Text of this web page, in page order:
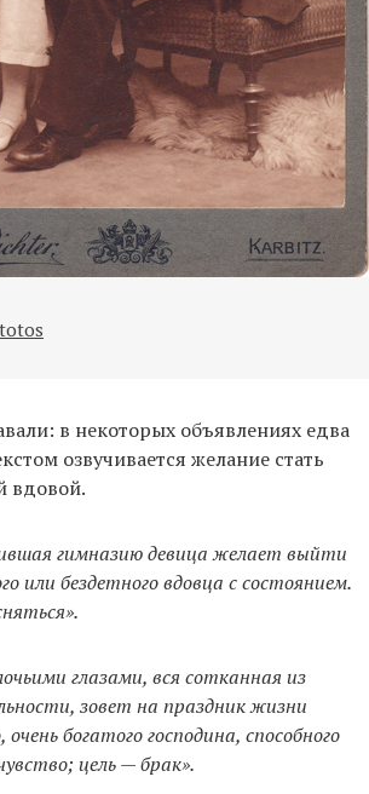
в некоторых объявлениях едва
озвучивается желание стать
вдовой.
гимназию девица желает выйти
или бездетного вдовца с состоянием.
глазами, вся сотканная из
зовет на праздник жизни
богатого господина, способного
цель — брак».